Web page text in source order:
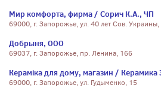
Мир комфорта, фирма / Сорич К.А., ЧП
69000, г. Запорожье, ул. 40 лет Сов.
Добрыня, ООО
69037, г. Запорожье, пр. Ленина, 166
Кераміка для дому, магазин /
69000, г. Запорожье, ул. Гудыменко, 15